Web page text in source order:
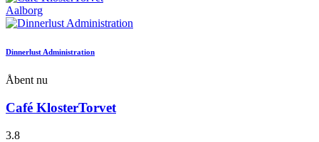
Aalborg
Dinnerlust Administration
Åbent nu
Café KlosterTorvet
3.8